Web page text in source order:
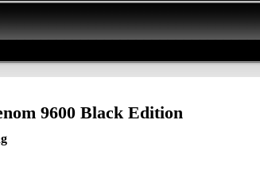
9600 Black Edition